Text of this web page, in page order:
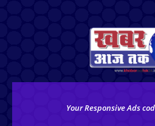
Your Responsive Ads